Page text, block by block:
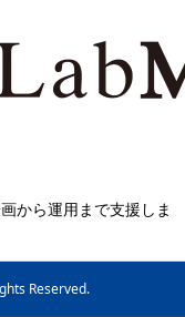
から運用まで支援しま
Reserved.